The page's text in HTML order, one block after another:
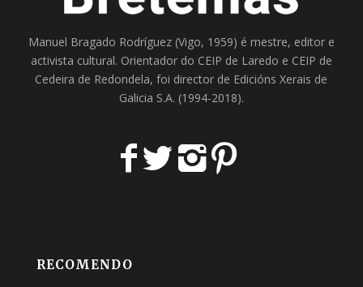
Manuel Bragado Rodríguez (Vigo, 1959) é mestre, editor e
activista cultural. Orientador do CEIP de Laredo e CEIP de
Cedeira de Redondela, foi director de Edicións Xerais de
Galicia S.A. (1994-2018).
RECOMENDO